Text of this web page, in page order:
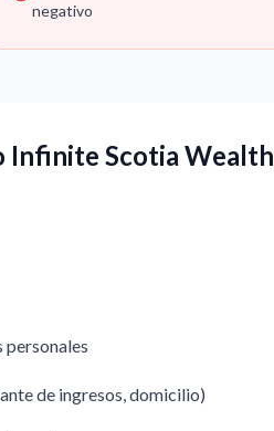
negativo
Infinite Scotia Wealth
de ingresos, domicilio)